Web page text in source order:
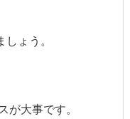
ょう。
が大事です。